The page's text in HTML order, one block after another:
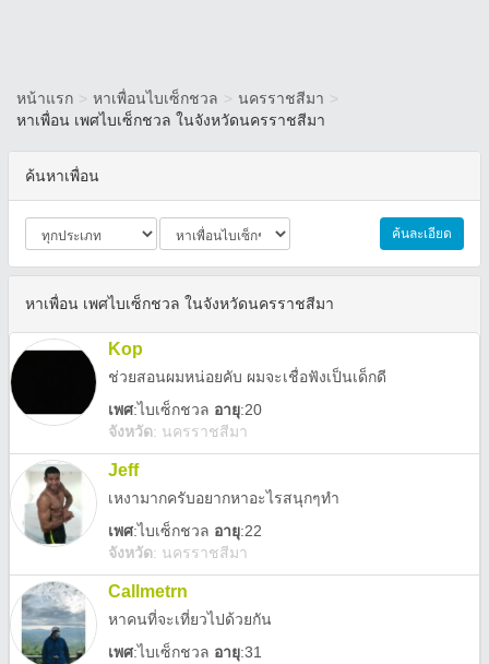
หน้าแรก > หาเพื่อนไบเซ็กชวล > นครราชสีมา >
หาเพื่อน เพศไบเซ็กชวล ในจังหวัดนครราชสีมา
ค้นหาเพื่อน
ค้นละเอียด
หาเพื่อน เพศไบเซ็กชวล ในจังหวัดนครราชสีมา
Kop
ช่วยสอนผมหน่อยคับ ผมจะเชื่อฟังเป็นเด็กดี
เพศ:ไบเซ็กชวล อายุ:20
จังหวัด: นครราชสีมา
Jeff
เหงามากครับอยากหาอะไรสนุกๆทำ
เพศ:ไบเซ็กชวล อายุ:22
จังหวัด: นครราชสีมา
Callmetrn
หาคนที่จะเที่ยวไปด้วยกัน
เพศ:ไบเซ็กชวล อายุ:31